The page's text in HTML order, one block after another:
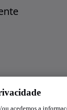
ou acedemos a